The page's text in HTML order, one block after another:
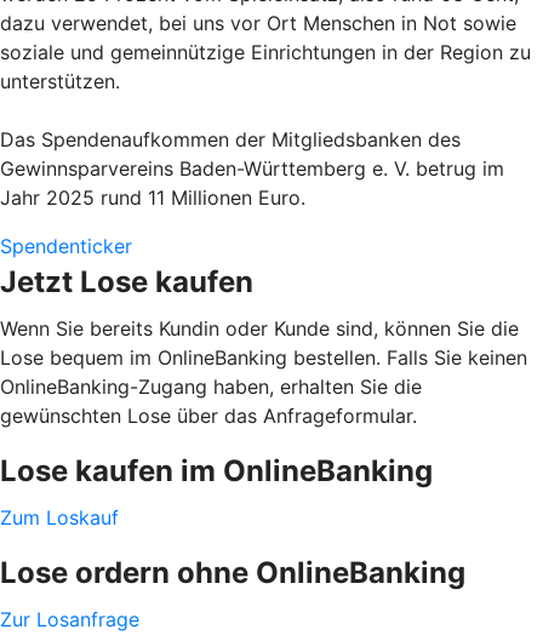
dazu verwendet, bei uns vor Ort Menschen in Not sowie
soziale und gemeinnützige Einrichtungen in der Region zu
unterstützen.
Das Spendenaufkommen der Mitgliedsbanken des
Gewinnsparvereins Baden-Württemberg e. V. betrug im
Jahr 2025 rund 11 Millionen Euro.
Spendenticker
Jetzt Lose kaufen
Wenn Sie bereits Kundin oder Kunde sind, können Sie die
Lose bequem im OnlineBanking bestellen. Falls Sie keinen
OnlineBanking-Zugang haben, erhalten Sie die
gewünschten Lose über das Anfrageformular.
Lose kaufen im OnlineBanking
Zum Loskauf
Lose ordern ohne OnlineBanking
Zur Losanfrage